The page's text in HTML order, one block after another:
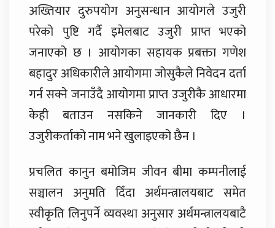
अख्तियार दुरुपयोग अनुसन्धान आयोगले उजुरी
परेको पुष्टि गर्दै इमेलबाट उजुरी प्राप्त भएको
जनाएको छ । आयोगका सहायक प्रबक्ता गणेश
बहादुर अधिकारीले आयोगमा जोसुकैले निवेदन दर्ता
गर्न सक्ने जनाउँदै आयोगमा प्राप्त उजुरीकै आधारमा
केही बताउन नसकिने जानकारी दिए ।
उजुरीकर्ताको नाम भने खुलाइएको छैन ।
प्रचलित कानुन बमोजिम जीवन बीमा कम्पनीलाई
सञ्चालन अनुमति दिँदा अर्थमन्त्रालयबाट समेत
स्वीकृति लिनुपर्ने व्यवस्था अनुसार अर्थमन्त्रालयबाटै